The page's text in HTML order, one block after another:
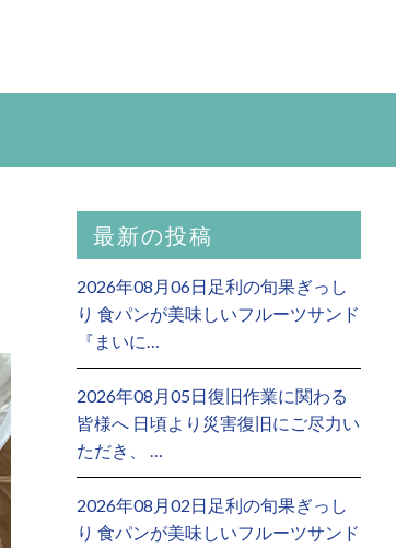
最新の投稿
2026年08月06日足利の旬果ぎっし
り 食パンが美味しいフルーツサンド
『まいに…
2026年08月05日復旧作業に関わる
皆様へ 日頃より災害復旧にご尽力い
ただき、 …
2026年08月02日足利の旬果ぎっし
り 食パンが美味しいフルーツサンド